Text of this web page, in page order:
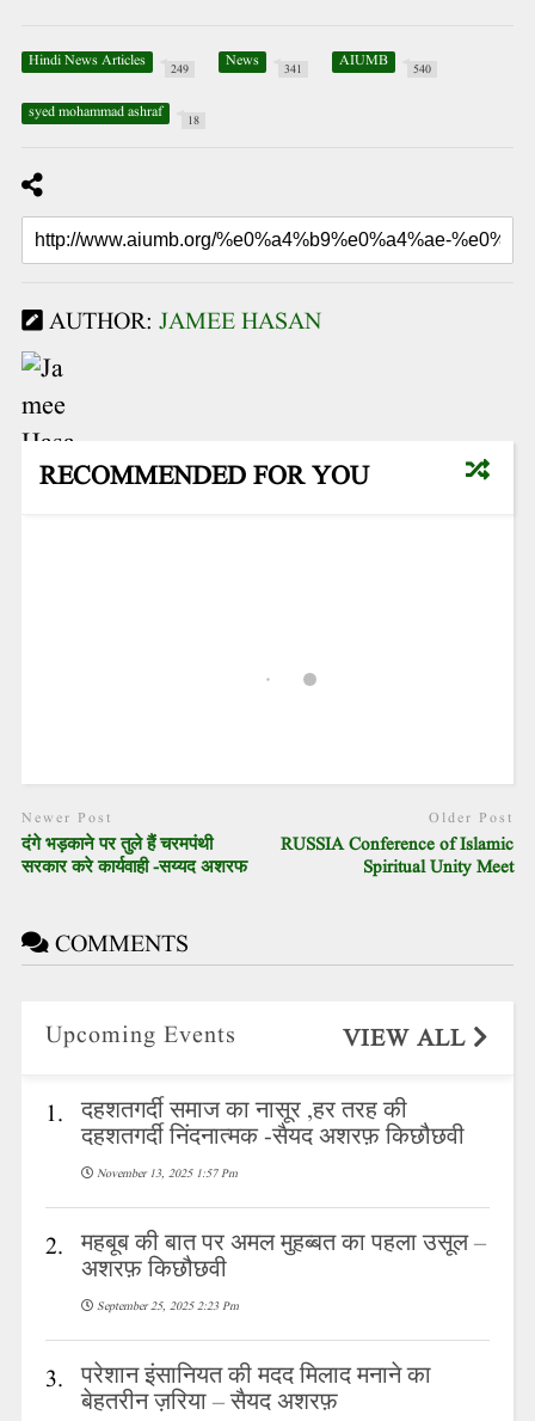
Hindi News Articles 249 News 341 AIUMB 540
syed mohammad ashraf 18
AUTHOR: JAMEE HASAN
RECOMMENDED FOR YOU
Newer Post
दंगे भड़काने पर तुले हैं चरमपंथी
सरकार करे कार्यवाही -सय्यद अशरफ
Older Post
RUSSIA Conference of Islamic
Spiritual Unity Meet
COMMENTS
Upcoming Events VIEW ALL
1. दहशतगर्दी समाज का नासूर ,हर तरह की
दहशतगर्दी निंदनात्मक -सैयद अशरफ़ किछौछवी
November 13, 2025 1:57 Pm
2. महबूब की बात पर अमल मुहब्बत का पहला उसूल –
अशरफ़ किछौछवी
September 25, 2025 2:23 Pm
3. परेशान इंसानियत की मदद मिलाद मनाने का
बेहतरीन ज़रिया – सैयद अशरफ़